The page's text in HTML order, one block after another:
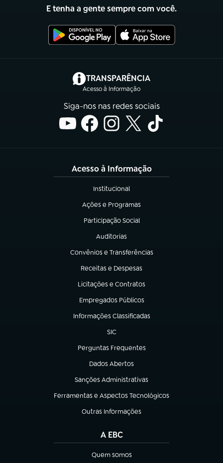
E tenha a gente sempre com você.
TRANSPARÊNCIA
Acesso à Informação
(abre em nova aba)
Siga-nos nas redes sociais
Acesso à Informação
Institucional
(abre em nova aba)
Ações e Programas
(abre em nova aba)
Participação Social
(abre em nova aba)
Auditorias
(abre em nova aba)
Convênios e Transferências
(abre em nova aba)
Receitas e Despesas
(abre em nova aba)
Licitações e Contratos
(abre em nova aba)
Empregados Públicos
(abre em nova aba)
Informações Classificadas
(abre em nova aba)
SIC
(abre em nova aba)
Perguntas Frequentes
(abre em nova aba)
Dados Abertos
(abre em nova aba)
Sanções Administrativas
(abre em nova aba)
Ferramentas e Aspectos Tecnológicos
(abre em nova aba)
Outras Informações
(abre em nova aba)
A EBC
Quem somos
(abre em nova aba)